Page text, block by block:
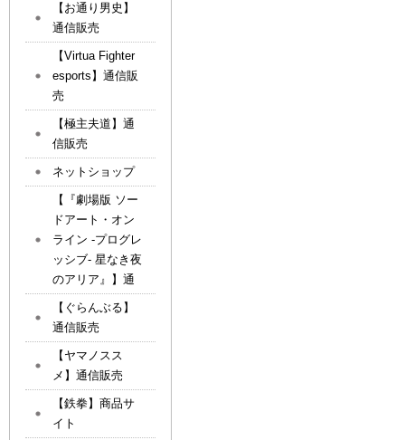
【お通り男史】
通信販売
【Virtua Fighter
esports】通信販
売
【極主夫道】通
信販売
ネットショップ
【『劇場版 ソー
ドアート・オン
ライン -プログレ
ッシブ- 星なき夜
のアリア』】通
【ぐらんぶる】
通信販売
【ヤマノスス
メ】通信販売
【鉄拳】商品サ
イト